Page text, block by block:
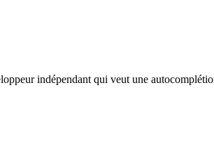
indépendant qui veut une